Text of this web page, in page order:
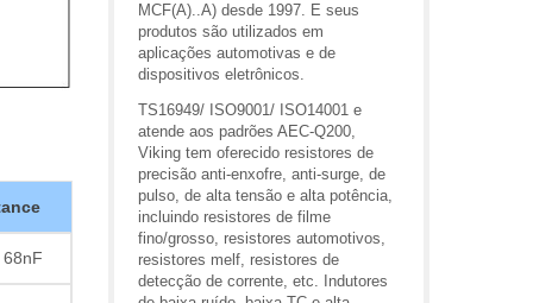
MCF(A)..A) desde 1997. E seus
produtos são utilizados em
aplicações automotivas e de
dispositivos eletrônicos.
TS16949/ ISO9001/ ISO14001 e
atende aos padrões AEC-Q200,
Viking tem oferecido resistores de
precisão anti-enxofre, anti-surge, de
pulso, de alta tensão e alta potência,
incluindo resistores de filme
fino/grosso, resistores automotivos,
resistores melf, resistores de
detecção de corrente, etc. Indutores